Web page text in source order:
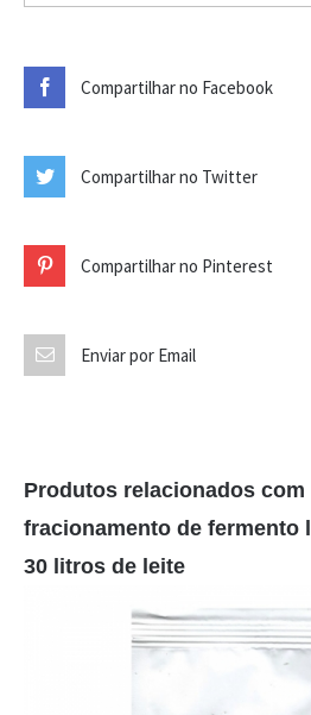
Compartilhar no Facebook
Compartilhar no Twitter
Compartilhar no Pinterest
Enviar por Email
Produtos relacionados com
fracionamento de fermento
30 litros de leite